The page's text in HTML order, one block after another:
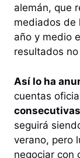
alemán, que
mediados de
año y medio
resultados
Así lo ha
cuentas
consecutivas
seguirá
verano, pero
negociar con